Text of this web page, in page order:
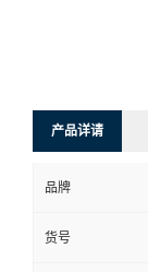
产品详请
品牌
货号